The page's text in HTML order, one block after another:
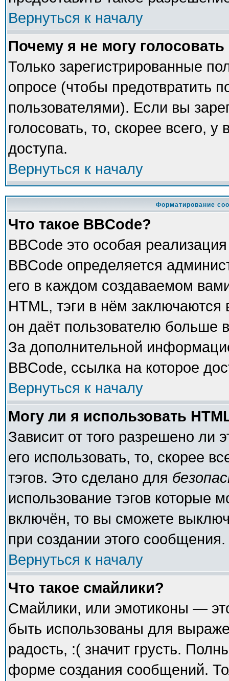
Вернуться к началу
Почему я не могу
Только зарегистрированные
опросе (чтобы предотвратить
пользователями). Если вы
голосовать, то, скорее всего,
доступа.
Вернуться к началу
Форматирование
Что такое BBCode?
BBCode это особая
BBCode определяется
его в каждом создаваемом
HTML, тэги в нём
он даёт пользователю больше
За дополнительной
BBCode, ссылка на которое
Вернуться к началу
Могу ли я использовать
Зависит от того разрешено ли
его использовать, то, скорее
тэгов. Это сделано для
использование тэгов которые
включён, то вы сможете
при создании этого сообщения.
Вернуться к началу
Что такое смайлики?
Смайлики, или эмотиконы —
быть использованы для
радость, :( значит грусть.
форме создания сообщений.